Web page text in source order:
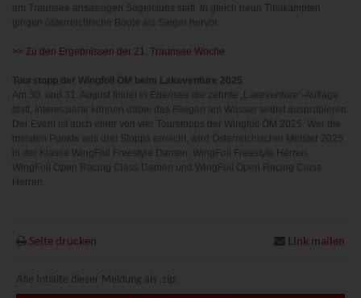
am Traunsee ansässigen Segelclubs statt. In gleich neun Titelkämpfen
gingen österreichische Boote als Sieger hervor.
>> Zu den Ergebnissen der 21. Traunsee Woche
Tourstopp der Wingfoil ÖM beim Lakeventure 2025
Am 30. und 31. August findet in Ebensee die zehnte „Lakeventure“-Auflage
statt, Interessierte können dabei das Fliegen am Wasser selbst ausprobieren.
Der Event ist auch einer von vier Tourstopps der Wingfoil ÖM 2025. Wer die
meisten Punkte aus drei Stopps erreicht, wird Österreichischer Meister 2025
in der Klasse WingFoil Freestyle Damen, WingFoil Freestyle Herren,
WingFoil Open Racing Class Damen und WingFoil Open Racing Class
Herren.
Seite drucken Link mailen
Alle Inhalte dieser Meldung als .zip: